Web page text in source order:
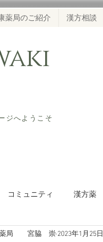
薬局のご紹介 漢方相談
ジへようこそ
コミュニティ 漢方薬
腸内環境 うつ病
薬局 宮脇 崇 2023年1月25日